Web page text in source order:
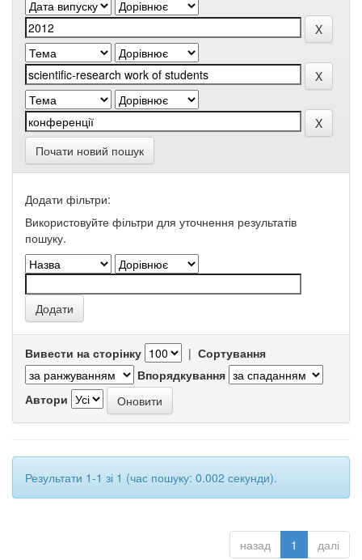
Почати новий пошук
Додати фільтри:
Використовуйте фільтри для уточнення результатів
пошуку.
Вивести на сторінку | Сортування
Впорядкування
Автори
Результати 1-1 зі 1 (час пошуку: 0.002 секунди).
назад 1 далі